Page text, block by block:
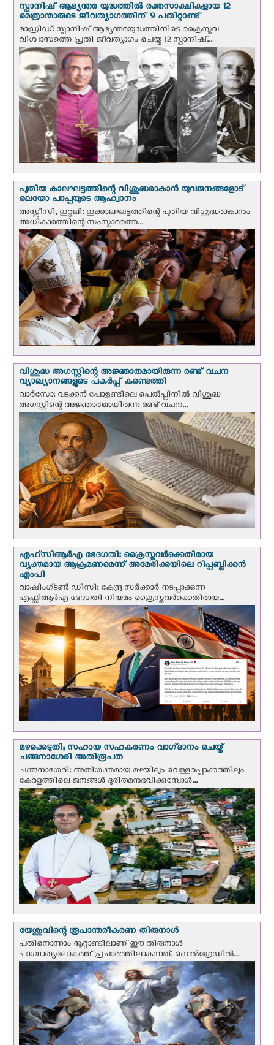
സ്പാനിഷ് ആഭ്യന്തര യുദ്ധത്തില്‍ രക്തസാക്ഷികളായ 12
മെത്രാന്മാരുടെ ജീവത്യാഗത്തിന് 9 പതിറ്റാണ്ട്
മാഡ്രിഡ്: സ്പാനിഷ് ആഭ്യന്തരയുദ്ധത്തിനിടെ ക്രൈസ്തവ
വിശ്വാസത്തെ പ്രതി ജീവത്യാഗം ചെയ്ത 12 സ്പാനിഷ്...
പുതിയ കാലഘട്ടത്തിന്റെ വിശുദ്ധരാകാന്‍ യുവജനങ്ങളോട്
ലെയോ പാപ്പയുടെ ആഹ്വാനം
അസ്സീസി, ഇറ്റലി: ഇക്കാലഘട്ടത്തിന്റെ പുതിയ വിശുദ്ധരാകാനും
അധികാരത്തിന്റെ സംസ്കാരത്തെ...
വിശുദ്ധ അഗസ്റ്റിന്റെ അജ്ഞാതമായിരുന്ന രണ്ട് വചന
വ്യാഖ്യാനങ്ങളുടെ പകര്‍പ്പ് കണ്ടെത്തി
വാര്‍സോ: വടക്കൻ പോളണ്ടിലെ പെൽപ്ലിനില്‍ വിശുദ്ധ
അഗസ്റ്റിന്റെ അജ്ഞാതമായിരുന്ന രണ്ട് വചന...
എഫ്‌സി‌ആര്‍‌എ ഭേദഗതി: ക്രൈസ്തവർക്കെതിരായ
വ്യക്തമായ ആക്രമണമെന്ന് അമേരിക്കയിലെ റിപ്പബ്ലിക്കൻ
എംപി
വാഷിംഗ്ടണ്‍ ഡി‌സി: കേന്ദ്ര സർക്കാർ നടപ്പാക്കുന്ന
എഫ്സിആർഎ ഭേദഗതി നിയമം ക്രൈസ്തവർക്കെതിരായ...
മഴക്കെടുതി; സഹായ സഹകരണം വാഗ്‌ദാനം ചെയ്ത്
ചങ്ങനാശേരി അതിരൂപത
ചങ്ങനാശേരി: അതിശക്തമായ മഴയിലും വെള്ളപ്പൊക്കത്തിലും
കേരളത്തിലെ ജനങ്ങൾ ദുരിതമനുഭവിക്കുമ്പോൾ...
യേശുവിന്റെ രൂപാന്തരീകരണ തിരുനാള്‍
പതിനൊന്നാം നൂറ്റാണ്ടിലാണ് ഈ തിരുനാള്‍
പാശ്ചാത്യലോകത്ത് പ്രചാരത്തിലാകുന്നത്. ബെല്‍ഗ്രേഡില്‍...